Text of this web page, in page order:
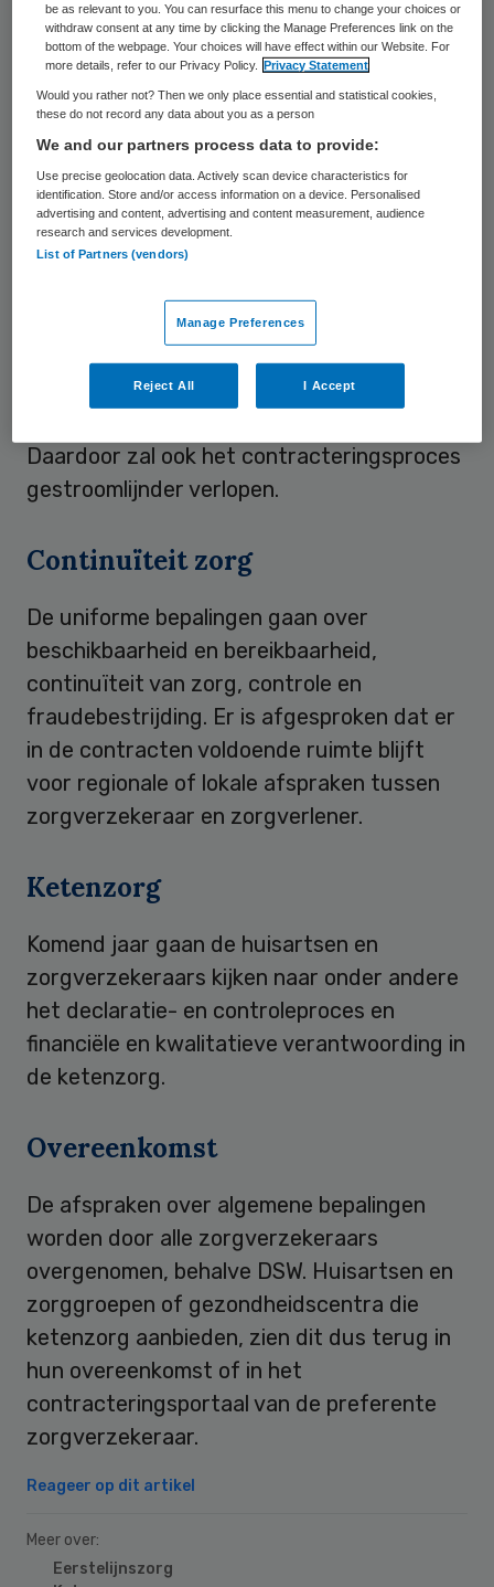
Dat heeft deLandelijke Huisartsen
Vereniging (LHV) bekend gemaakt
een van de resultaten van de actie ‘Het
Roer Gaat Om’, bedoeld om de regeldruk te
verminderen en de samenwerking tussen
huisartsen en zorgverzekeraars te
verbeteren.
Gestroomlijnder
De partijen hebben de contracten samen
beoordeeld en vervolgens de algemene
Daardoor zal ook het contracteringsproces
gestroomlijnder verlopen.
Continuïteit zorg
De uniforme bepalingen gaan over
beschikbaarheid en bereikbaarheid,
continuïteit van zorg, controle en
fraudebestrijding. Er is afgesproken dat er
in de contracten voldoende ruimte blijft
voor regionale of lokale afspraken tussen
zorgverzekeraar en zorgverlener.
Ketenzorg
Komend jaar gaan de huisartsen en
zorgverzekeraars kijken naar onder andere
het declaratie- en controleproces en
financiële en kwalitatieve verantwoording in
de ketenzorg.
Overeenkomst
De afspraken over algemene bepalingen
worden door alle zorgverzekeraars
overgenomen, behalve DSW. Huisartsen en
zorggroepen of gezondheidscentra die
ketenzorg aanbieden, zien dit dus terug in
hun overeenkomst of in het
contracteringsportaal van de preferente
zorgverzekeraar.
Reageer op dit artikel
Meer over:
Eerstelijnszorg
be as relevant to you. You can resurface this menu to change your choices or
withdraw consent at any time by clicking the Manage Preferences link on the
bottom of the webpage. Your choices will have effect within our Website. For
more details, refer to our Privacy Policy.
Privacy Statement
Would you rather not? Then we only place essential and statistical cookies,
these do not record any data about you as a person
We and our partners process data to provide:
Use precise geolocation data. Actively scan device characteristics for
identification. Store and/or access information on a device. Personalised
advertising and content, advertising and content measurement, audience
research and services development.
List of Partners (vendors)
Manage Preferences
Reject All I Accept